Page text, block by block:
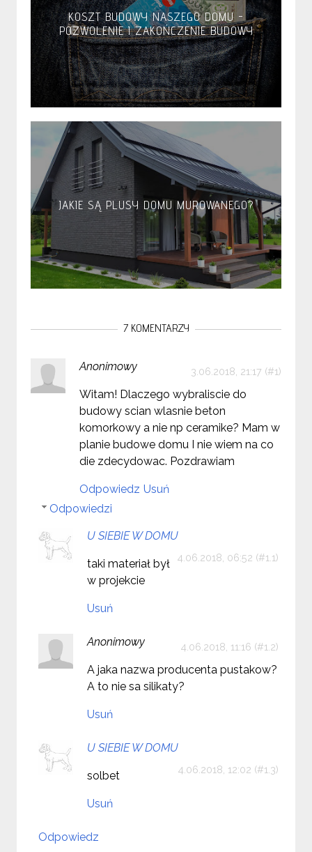
KOSZT BUDOWY NASZEGO DOMU -
POZWOLENIE I ZAKOŃCZENIE BUDOWY
JAKIE SĄ PLUSY DOMU MUROWANEGO?
7 KOMENTARZY
Anonimowy 3.06.2018, 21:17
Witam! Dlaczego wybraliscie do
budowy scian wlasnie beton
komorkowy a nie np ceramike? Mam w
planie budowe domu I nie wiem na co
die zdecydowac. Pozdrawiam
Odpowiedz Usuń
Odpowiedzi
U SIEBIE W DOMU
4.06.2018, 06:52
taki materiał był
w projekcie
Usuń
Anonimowy 4.06.2018, 11:16
A jaka nazwa producenta pustakow?
A to nie sa silikaty?
Usuń
U SIEBIE W DOMU
4.06.2018, 12:02
solbet
Usuń
Odpowiedz